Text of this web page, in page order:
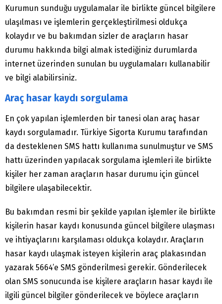
Kurumun sunduğu uygulamalar ile birlikte güncel bilgilere
ulaşılması ve işlemlerin gerçekleştirilmesi oldukça
kolaydır ve bu bakımdan sizler de araçların hasar
durumu hakkında bilgi almak istediğiniz durumlarda
internet üzerinden sunulan bu uygulamaları kullanabilir
ve bilgi alabilirsiniz.
Araç hasar kaydı sorgulama
En çok yapılan işlemlerden bir tanesi olan araç hasar
kaydı sorgulamadır. Türkiye Sigorta Kurumu tarafından
da desteklenen SMS hattı kullanıma sunulmuştur ve SMS
hattı üzerinden yapılacak sorgulama işlemleri ile birlikte
kişiler her zaman araçların hasar durumu için güncel
bilgilere ulaşabilecektir.
Bu bakımdan resmi bir şekilde yapılan işlemler ile birlikte
kişilerin hasar kaydı konusunda güncel bilgilere ulaşması
ve ihtiyaçlarını karşılaması oldukça kolaydır. Araçların
hasar kaydı ulaşmak isteyen kişilerin araç plakasından
yazarak 5664’e SMS gönderilmesi gerekir. Gönderilecek
olan SMS sonucunda ise kişilere araçların hasar kaydı ile
ilgili güncel bilgiler gönderilecek ve böylece araçların